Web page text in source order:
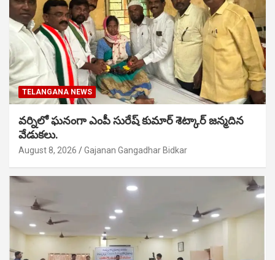
TELANGANA NEWS
వర్నిలో ఘనంగా ఎంపీ సురేష్ కుమార్ శెట్కార్ జన్మదిన
వేడుకలు.
August 8, 2026 Gajanan Gangadhar Bidkar